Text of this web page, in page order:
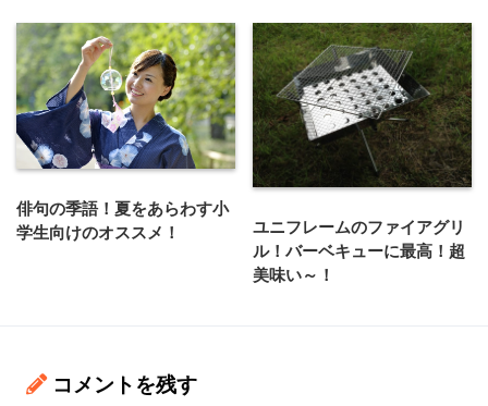
俳句の季語！夏をあらわす小
学生向けのオススメ！
ユニフレームのファイアグリ
ル！バーベキューに最高！超
美味い～！
コメントを残す